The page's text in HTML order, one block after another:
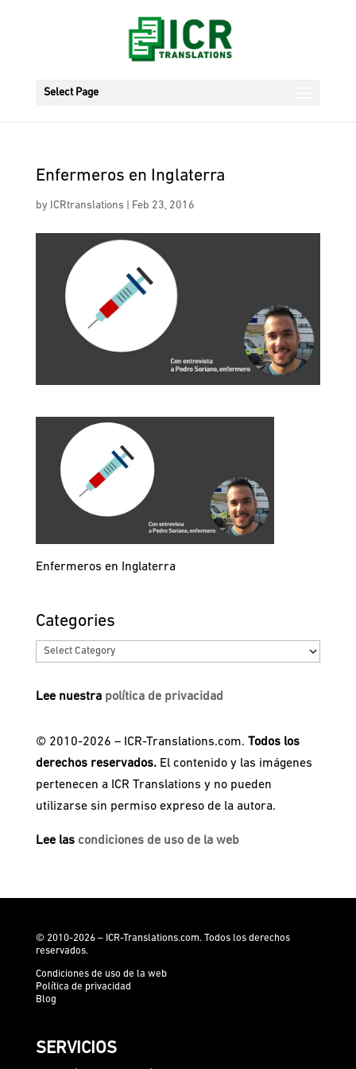
Select Page
Enfermeros en Inglaterra
by ICRtranslations Feb 23, 2016
Enfermeros en Inglaterra
Categories
Categories
Lee nuestra política de privacidad
© 2010-2026 – ICR-Translations.com. Todos los
derechos reservados.El contenido y las imágenes
pertenecen a ICR Translations y no pueden
utilizarse sin permiso expreso de la autora.
Lee las condiciones de uso de la web
© 2010-2026 – ICR-Translations.com. Todos los derechos
reservados.
Condiciones de uso de la web
Política de privacidad
Blog
SERVICIOS